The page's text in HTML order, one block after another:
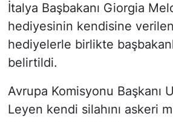
İtalya Başbakanı Giorgia
hediyesinin kendisine
hediyelerle birlikte
belirtildi.
Avrupa Komisyonu Başkanı
Leyen kendi silahını askeri